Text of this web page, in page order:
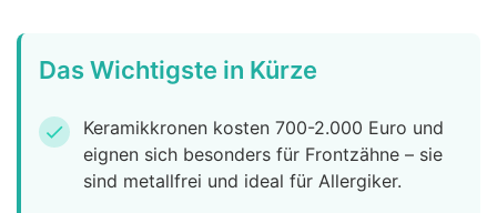
Das Wichtigste in Kürze
check
Keramikkronen kosten 700-2.000 Euro und
eignen sich besonders für Frontzähne – sie
sind metallfrei und ideal für Allergiker.